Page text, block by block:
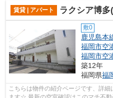
賃貸 | アパート ラクシア博
敷0
鹿児島本
福岡市空
福岡市空
築12年
福岡県福
こちらは物件の紹介ページです、詳